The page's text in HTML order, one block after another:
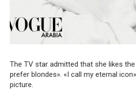
The TV star admitted that she likes
prefer blondes». «I call my eternal
picture.